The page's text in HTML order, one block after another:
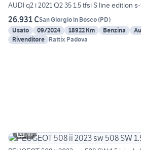
AUDI q2 i 2021 Q2 35 1.5 tfsi S line edition
26.931 €San Giorgio in Bosco(PD)
Usato
09/2024 18922 Km Benzina
Rivenditore Rattix Padova
30